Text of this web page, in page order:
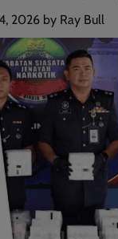
2026 by Ray Bull